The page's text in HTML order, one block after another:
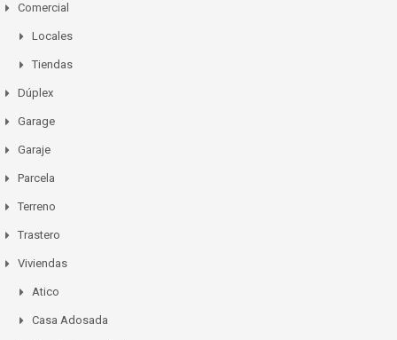
Comercial
Locales
Tiendas
Dúplex
Garage
Garaje
Parcela
Terreno
Trastero
Viviendas
Atico
Casa Adosada